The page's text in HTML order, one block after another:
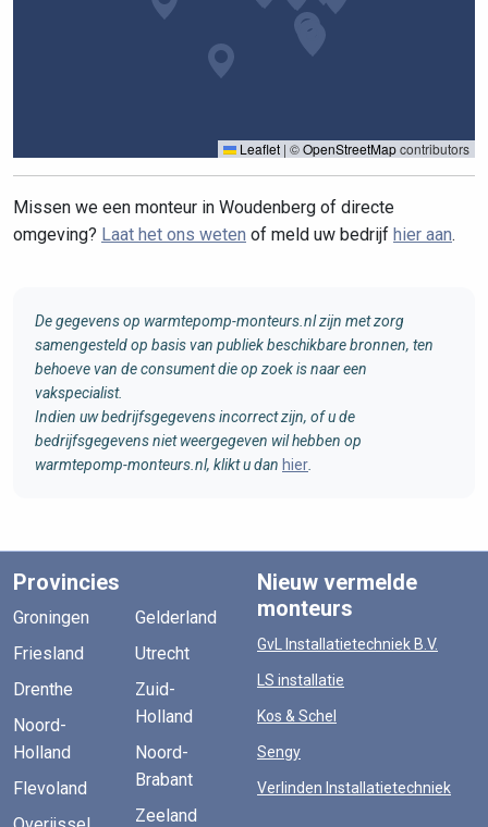
Leaflet | ©OpenStreetMapcontributors
Missen we een monteur in Woudenberg of directe
omgeving? Laat het ons weten of meld uw bedrijf hier aan.
De gegevens op warmtepomp-monteurs.nl zijn met zorg
samengesteld op basis van publiek beschikbare bronnen, ten
behoeve van de consument die op zoek is naar een
vakspecialist.
Indien uw bedrijfsgegevens incorrect zijn, of u de
bedrijfsgegevens niet weergegeven wil hebben op
warmtepomp-monteurs.nl, klikt u dan hier
Provincies
Groningen
Friesland
Drenthe
Noord-
Holland
Flevoland
Gelderland
Utrecht
Zuid-
Holland
Noord-
Brabant
Zeeland
Nieuw vermelde
monteurs
GvL Installatietechniek B.V.
LS installatie
Kos & Schel
Sengy
Verlinden Installatietechniek